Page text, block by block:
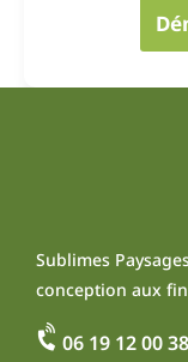
Sublimes
conception aux
06 19 12 00 38